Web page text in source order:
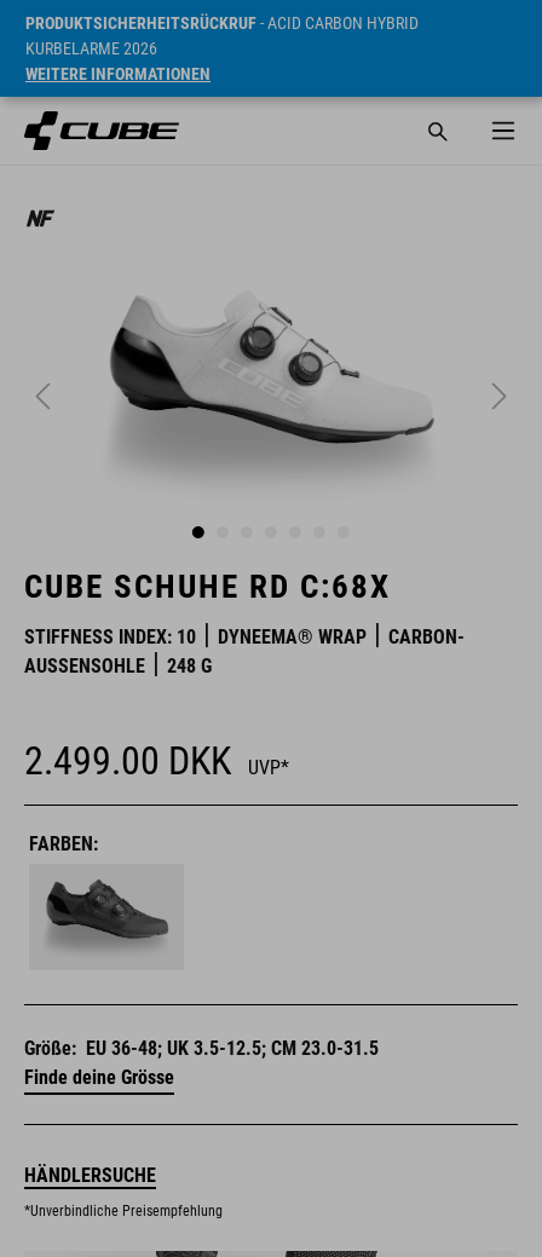
PRODUKTSICHERHEITSRÜCKRUF- ACID CARBON HYBRID
KURBELARME 2026
WEITERE INFORMATIONEN
CUBE SCHUHE RD C:68X
STIFFNESS INDEX: 10 DYNEEMA® WRAP
CARBON-
AUSSENSOHLE
248 G
2.499.00 DKK UVP*
FARBEN:
Größe: EU 36-48; UK 3.5-12.5; CM 23.0-31.5
Finde deine Grösse
HÄNDLERSUCHE
*Unverbindliche Preisempfehlung